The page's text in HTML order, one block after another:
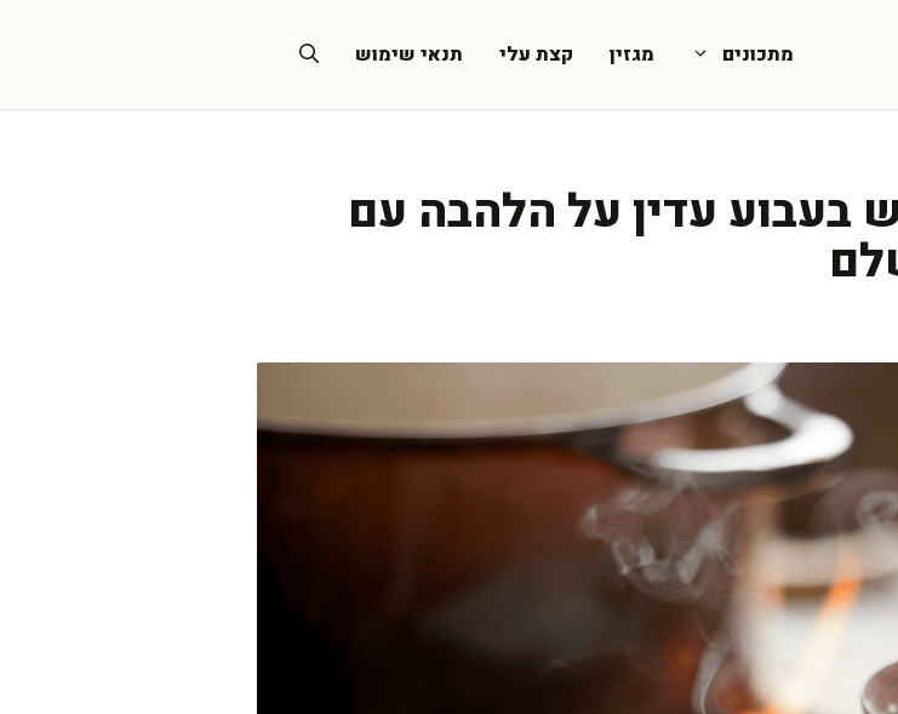
מתכונים מגזין קצת עלי תנאי שימוש
בעבוע עדין על הלהבה עם